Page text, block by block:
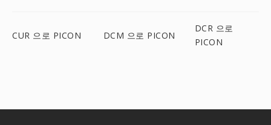
CUR 으로 PICON DCM 으로 PICON
DCR 으로
PICON